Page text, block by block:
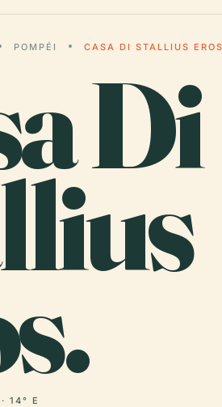
POMPÉI CASA DI STALLIUS EROS
Di
14° E